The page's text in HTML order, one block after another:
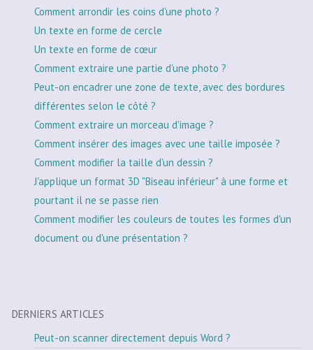
Comment arrondir les coins d'une photo ?
Un texte en forme de cercle
Un texte en forme de cœur
Comment extraire une partie d'une photo ?
Peut-on encadrer une zone de texte, avec des bordures
différentes selon le côté ?
Comment extraire un morceau d'image ?
Comment insérer des images avec une taille imposée ?
Comment modifier la taille d'un dessin ?
J'applique un format 3D "Biseau inférieur" à une forme et
pourtant il ne se passe rien
Comment modifier les couleurs de toutes les formes d'un
document ou d'une présentation ?
DERNIERS ARTICLES
Peut-on scanner directement depuis Word ?